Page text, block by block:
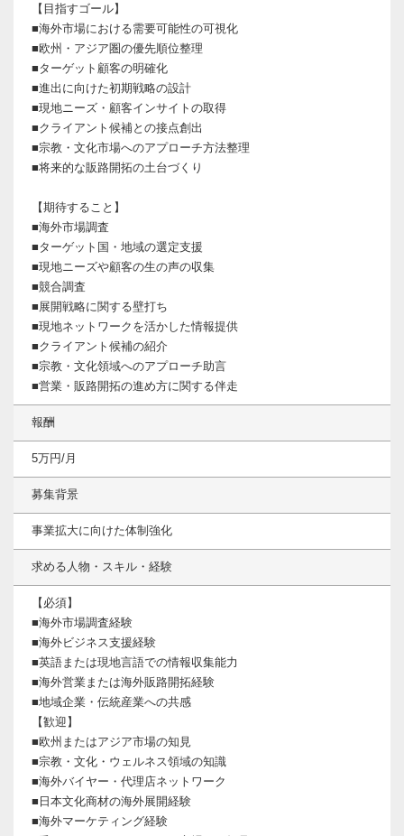
【目指すゴール】
■海外市場における需要可能性の可視化
■欧州・アジア圏の優先順位整理
■ターゲット顧客の明確化
■進出に向けた初期戦略の設計
■現地ニーズ・顧客インサイトの取得
■クライアント候補との接点創出
■宗教・文化市場へのアプローチ方法整理
■将来的な販路開拓の土台づくり
【期待すること】
■海外市場調査
■ターゲット国・地域の選定支援
■現地ニーズや顧客の生の声の収集
■競合調査
■展開戦略に関する壁打ち
■現地ネットワークを活かした情報提供
■クライアント候補の紹介
■宗教・文化領域へのアプローチ助言
■営業・販路開拓の進め方に関する伴走
報酬
5万円/月
募集背景
事業拡大に向けた体制強化
求める人物・スキル・経験
【必須】
■海外市場調査経験
■海外ビジネス支援経験
■英語または現地言語での情報収集能力
■海外営業または海外販路開拓経験
■地域企業・伝統産業への共感
【歓迎】
■欧州またはアジア市場の知見
■宗教・文化・ウェルネス領域の知識
■海外バイヤー・代理店ネットワーク
■日本文化商材の海外展開経験
■海外マーケティング経験